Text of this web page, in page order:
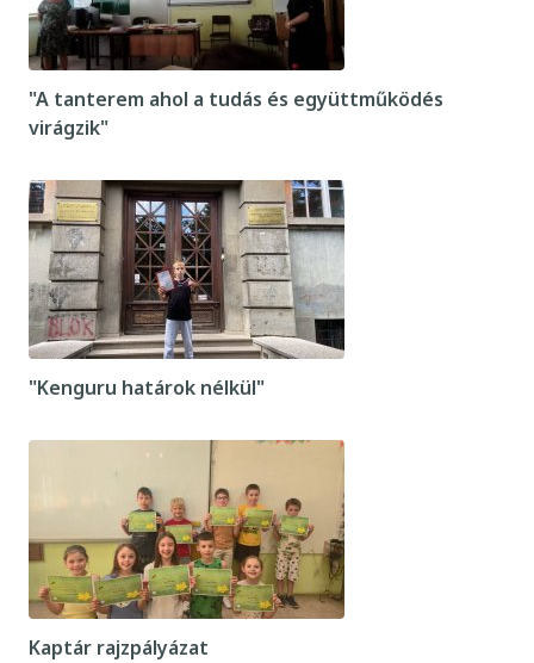
"A tanterem ahol a tudás és együttműködés
virágzik"
"Kenguru határok nélkül"
Kaptár rajzpályázat